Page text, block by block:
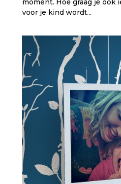
moment. Hoe graag je ook
voor je kind wordt...